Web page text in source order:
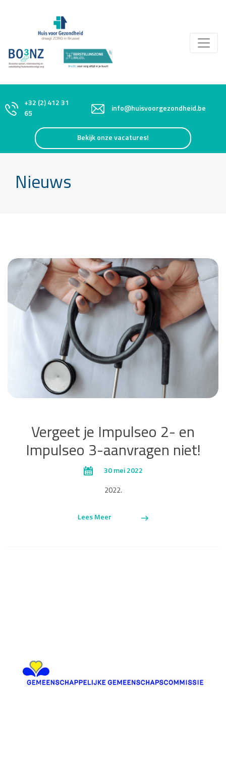
+32 (2) 412 31
65
info@huisvoorgezondheid.be
Bekijk onze vacatures!
Nieuws
Vergeet je Impulseo 2- en
Impulseo 3-aanvragen niet!
30 mei 2022
2022.
Lees Meer